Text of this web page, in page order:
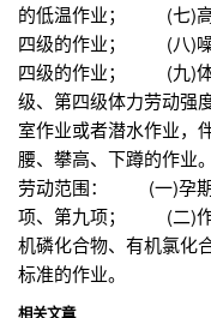
的低温作业； (七)高
四级的作业； (八)噪
四级的作业； (九)体
级、第四级体力劳动
室作业或者潜水作业，
腰、攀高、下蹲的作
劳动范围： (一)孕期
项、第九项； (二)作
机磷化合物、有机氯化
标准的作业。
相关文章